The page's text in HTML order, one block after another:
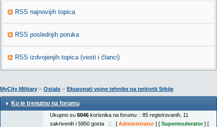
RSS najnovijih topica
RSS poslednjih poruka
RSS izdvojenjih topica (vesti i članci)
MyCity Military » Ostalo » Eksponati vojne tehnike na teritoriji Srbije
Ko je trenutno na forumu
Ukupno su 6046 korisnika na forumu :: 85 registrovanih, 11
sakrivenih i 5950 gosta :: [ Administrator] [ Supermoderator] [